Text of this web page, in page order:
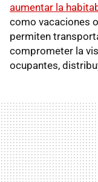
aumentar la
como vacaciones
permiten
comprometer la
ocupantes,